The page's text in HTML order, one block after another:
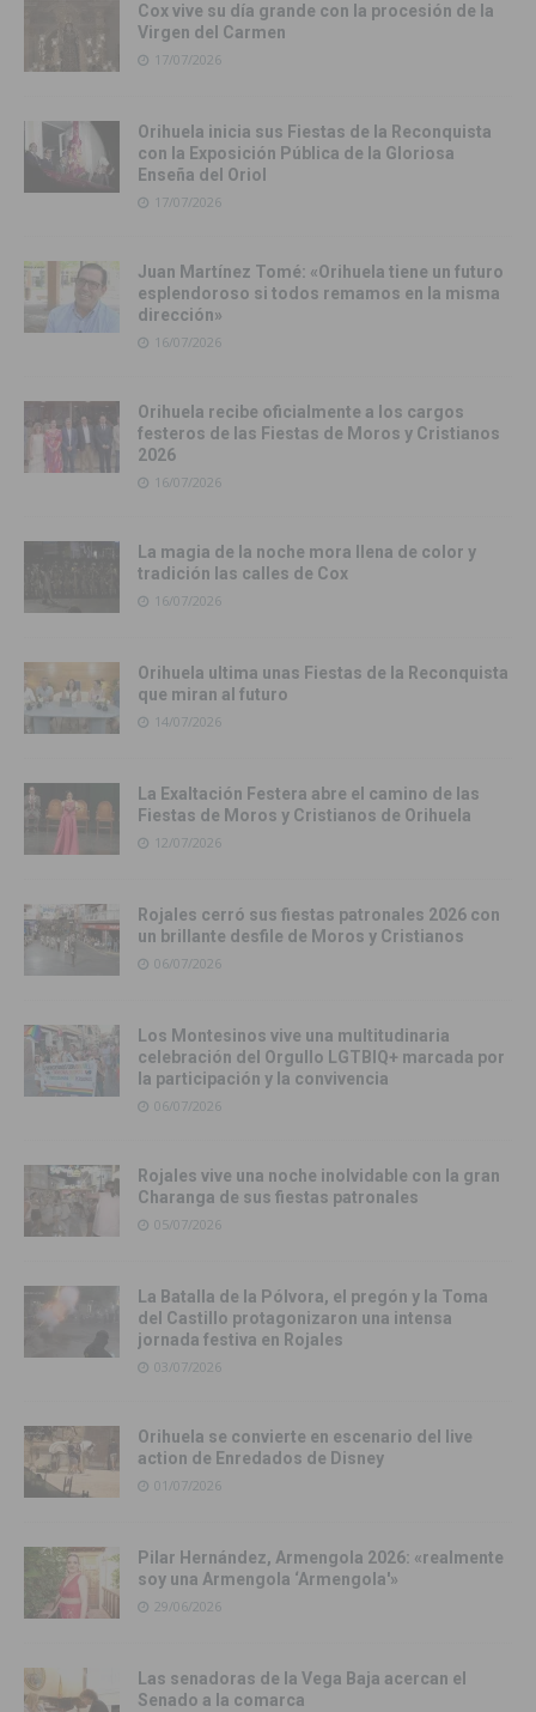
Cox vive su día grande con la procesión de la
Virgen del Carmen
17/07/2026
Orihuela inicia sus Fiestas de la Reconquista
con la Exposición Pública de la Gloriosa
Enseña del Oriol
17/07/2026
Juan Martínez Tomé: «Orihuela tiene un futuro
esplendoroso si todos remamos en la misma
dirección»
16/07/2026
Orihuela recibe oficialmente a los cargos
festeros de las Fiestas de Moros y Cristianos
2026
16/07/2026
La magia de la noche mora llena de color y
tradición las calles de Cox
16/07/2026
Orihuela ultima unas Fiestas de la Reconquista
que miran al futuro
14/07/2026
La Exaltación Festera abre el camino de las
Fiestas de Moros y Cristianos de Orihuela
12/07/2026
Rojales cerró sus fiestas patronales 2026 con
un brillante desfile de Moros y Cristianos
06/07/2026
Los Montesinos vive una multitudinaria
celebración del Orgullo LGTBIQ+ marcada por
la participación y la convivencia
06/07/2026
Rojales vive una noche inolvidable con la gran
Charanga de sus fiestas patronales
05/07/2026
La Batalla de la Pólvora, el pregón y la Toma
del Castillo protagonizaron una intensa
jornada festiva en Rojales
03/07/2026
Orihuela se convierte en escenario del live
action de Enredados de Disney
01/07/2026
Pilar Hernández, Armengola 2026: «realmente
soy una Armengola ‘Armengola'»
29/06/2026
Las senadoras de la Vega Baja acercan el
Senado a la comarca